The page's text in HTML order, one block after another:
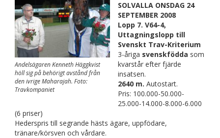
Andelsägaren Kenneth Häggkvist
höll sig på behörigt avstånd från
den ivrige Maharajah. Foto:
Travkompaniet
SOLVALLA ONSDAG 24
SEPTEMBER 2008
Lopp 7. V64-4,
Uttagningslopp till
Svenskt Trav-Kriterium
3-åriga svenskfödda som
kvarstår efter fjärde
insatsen.
2640 m. Autostart.
Pris: 100.000-50.000-
25.000-14.000-8.000-6.000
(6 priser)
Hederspris till segrande hästs ägare, uppfödare,
tränare/körsven och vårdare.